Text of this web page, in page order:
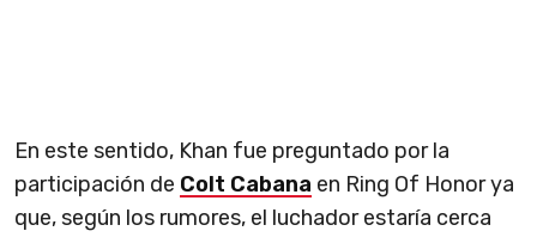
En este sentido, Khan fue preguntado por la
participación de Colt Cabana en Ring Of Honor ya
que, según los rumores, el luchador estaría cerca